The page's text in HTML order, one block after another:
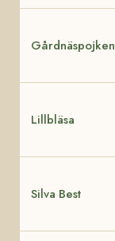
Gårdnäspojken
Lillbläsa
Silva Best